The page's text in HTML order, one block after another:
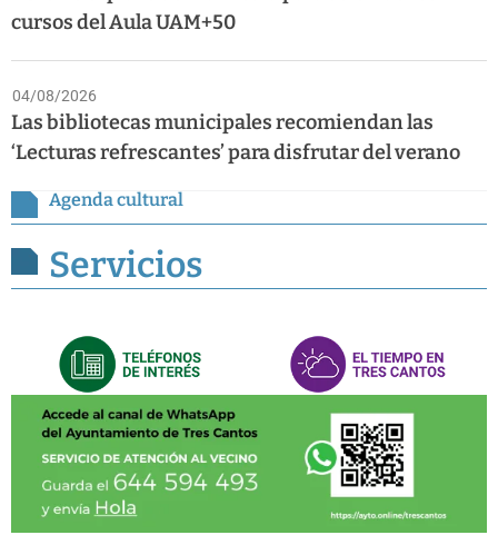
cursos del Aula UAM+50
04/08/2026
Las bibliotecas municipales recomiendan las
‘Lecturas refrescantes’ para disfrutar del verano
Agenda cultural
Servicios